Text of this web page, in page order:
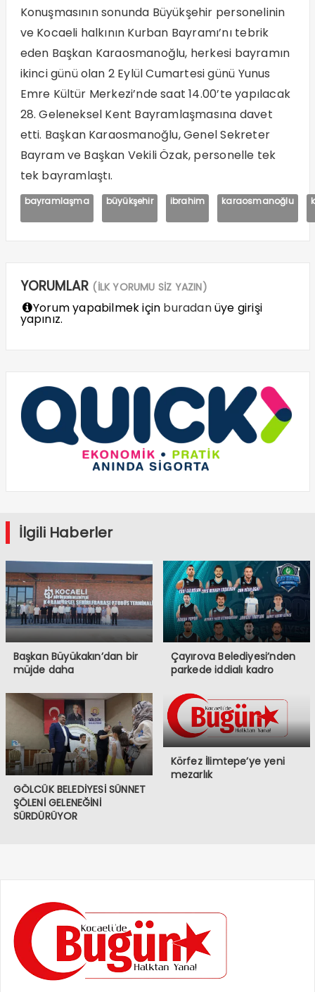
Konuşmasının sonunda Büyükşehir personelinin
ve Kocaeli halkının Kurban Bayramı’nı tebrik
eden Başkan Karaosmanoğlu, herkesi bayramın
ikinci günü olan 2 Eylül Cumartesi günü Yunus
Emre Kültür Merkezi’nde saat 14.00’te yapılacak
28. Geleneksel Kent Bayramlaşmasına davet
etti. Başkan Karaosmanoğlu, Genel Sekreter
Bayram ve Başkan Vekili Özak, personelle tek
tek bayramlaştı.
bayramlaşma büyükşehir ibrahim karaosmanoğlu
YORUMLAR (İLK YORUMU SİZ YAZIN)
Yorum yapabilmek için buradanüye girişi
yapınız.
İlgili Haberler
Başkan Büyükakın’dan bir
müjde daha
Çayırova Belediyesi’nden
parkede iddialı kadro
GÖLCÜK BELEDİYESİ SÜNNET
ŞÖLENİ GELENEĞİNİ
SÜRDÜRÜYOR
Körfez İlimtepe’ye yeni
mezarlık